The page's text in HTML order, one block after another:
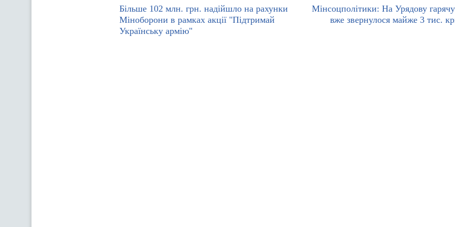
Більше 102 млн. грн. надійшло на рахунки
Міноборони в рамках акції "Підтримай
Українську армію"
Мінсоцполітики: На Урядову
вже звернулося майже 3 тис.